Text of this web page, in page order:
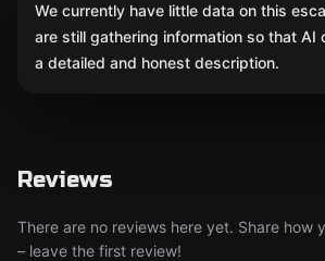
We currently have little data on this
are still gathering information so that AI
a detailed and honest description.
Reviews
There are no reviews here yet. Share how
– leave the first review!